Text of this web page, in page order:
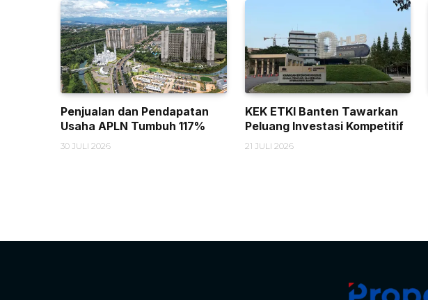
Penjualan dan Pendapatan
Usaha APLN Tumbuh 117%
30 JULI 2026
KEK ETKI Banten Tawarkan
Peluang Investasi Kompetitif
21 JULI 2026